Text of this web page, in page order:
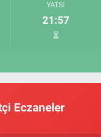
YATSI
21:57
Eczaneler